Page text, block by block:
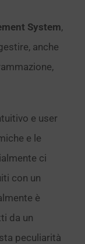
System,
anche
e user
e le
ci
con un
è
da un
peculiarità